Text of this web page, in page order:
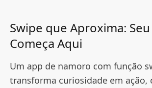
Swipe que Aproxima:
Começa Aqui
Um app de namoro com função
transforma curiosidade em ação,